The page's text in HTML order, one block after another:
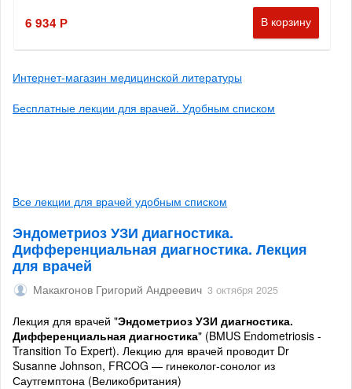
Интернет-магазин медицинской литературы
Бесплатные лекции для врачей. Удобным списком
Все лекции для врачей удобным списком
Эндометриоз УЗИ диагностика.
Дифференциальная диагностика. Лекция
для врачей
Макакгонов Григорий Андреевич 3 октября 2025
Лекция для врачей "Эндометриоз УЗИ диагностика.
Дифференциальная диагностика" (BMUS Endometriosis -
Transition To Expert). Лекцию для врачей проводит Dr
Susanne Johnson, FRCOG — гинеколог-сонолог из
Саутгемптона (Великобритания)